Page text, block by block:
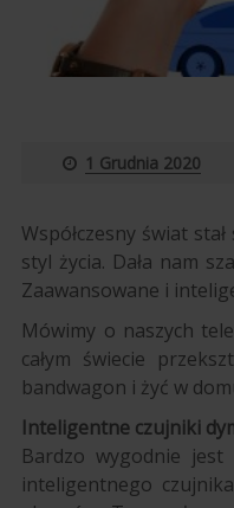
1 Grudnia 2020
Współczesny świat
styl życia. Dała nam
Zaawansowane i
Mówimy o naszych
całym świecie
bandwagon i żyć w
Inteligentne czujniki
Bardzo wygodnie
inteligentnego